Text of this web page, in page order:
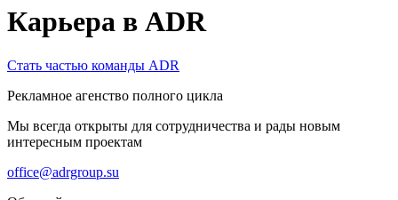
Карьера в ADR
Стать частью команды ADR
Рекламное агенство полного цикла
Мы всегда открыты для сотрудничества и рады новым
интересным проектам
office@adrgroup.su